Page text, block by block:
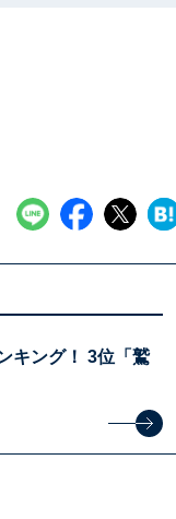
キング！ 3位「鷲